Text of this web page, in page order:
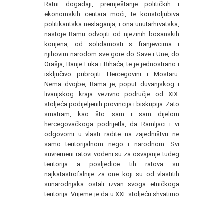
Ratni događaji, premještanje političkih i
ekonomskih centara moći, te koristoljubiva
politikantska neslaganja, i ona unutarhrvatska,
nastoje Ramu odvojiti od njezinih bosanskih
korijena, od solidarnosti s franjevcima i
njihovim narodom sve gore do Save i Une, do
Orašja, Banje Luka i Bihaća, te je jednostrano i
isključivo pribrojiti Hercegovini i Mostaru.
Nema dvojbe, Rama je, poput duvanjskog i
livanjskog kraja vezivno područje od XIX.
stoljeća podijeljenih provincija i biskupija. Zato
smatram, kao što sam i sam dijelom
hercegovačkoga podrijetla, da Ramljaci i vi
odgovorni u vlasti radite na zajedništvu ne
samo teritorijalnom nego i narodnom. Svi
suvremeni ratovi vođeni su za osvajanje tuđeg
teritorija a posljedice tih ratova su
najkatastrofalnije za one koji su od vlastitih
sunarodnjaka ostali izvan svoga etničkoga
teritorija. Vrijeme je da u XXI. stoljeću shvatimo